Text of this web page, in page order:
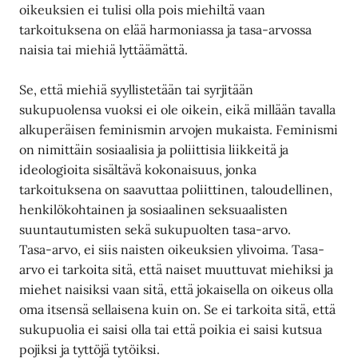
oikeuksien ei tulisi olla pois miehiltä vaan
tarkoituksena on elää harmoniassa ja tasa-arvossa
naisia tai miehiä lyttäämättä.
Se, että miehiä syyllistetään tai syrjitään
sukupuolensa vuoksi ei ole oikein, eikä millään tavalla
alkuperäisen feminismin arvojen mukaista. Feminismi
on nimittäin sosiaalisia ja poliittisia liikkeitä ja
ideologioita sisältävä kokonaisuus, jonka
tarkoituksena on saavuttaa poliittinen, taloudellinen,
henkilökohtainen ja sosiaalinen seksuaalisten
suuntautumisten sekä sukupuolten tasa-arvo.
Tasa-arvo, ei siis naisten oikeuksien ylivoima. Tasa-
arvo ei tarkoita sitä, että naiset muuttuvat miehiksi ja
miehet naisiksi vaan sitä, että jokaisella on oikeus olla
oma itsensä sellaisena kuin on. Se ei tarkoita sitä, että
sukupuolia ei saisi olla tai että poikia ei saisi kutsua
pojiksi ja tyttöjä tytöiksi.